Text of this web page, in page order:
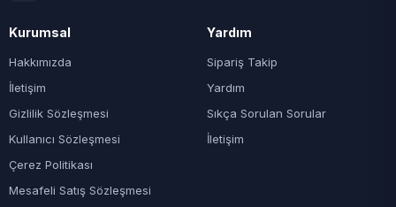
Kurumsal
Hakkımızda
İletişim
Gizlilik Sözleşmesi
Kullanıcı Sözleşmesi
Çerez Politikası
Mesafeli Satış Sözleşmesi
Yardım
Sipariş Takip
Yardım
Sıkça Sorulan Sorular
İletişim